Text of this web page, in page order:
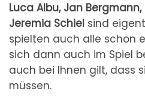
Luca Albu, Jan
Jeremia Schiel sind
spielten auch alle schon
sich dann auch im Spiel
auch bei Ihnen gilt, dass
müssen.